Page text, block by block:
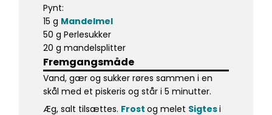
Fremgangsmåde
Pynt:
15 g Mandelmel
50 g Perlesukker
20 g mandelsplitter
Vand, gær og sukker røres sammen i en
skål med et piskeris og står i 5 minutter.
Æg, salt tilsættes. Frost og melet Sigtesi